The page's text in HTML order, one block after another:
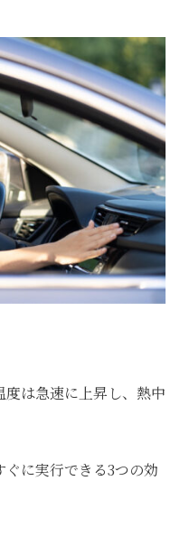
は急速に上昇し、熱中
に実行できる3つの効